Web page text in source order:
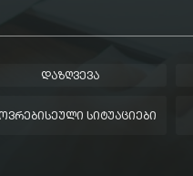
ᲓᲐᲖᲦᲕᲔᲕᲐ
ᲡᲘᲢᲣᲐᲪᲘᲔᲑᲘ